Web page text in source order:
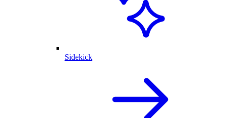
Sidekick